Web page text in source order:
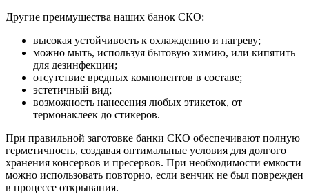
Другие преимущества наших банок СКО:
высокая устойчивость к охлаждению и нагреву;
можно мыть, используя бытовую химию, или кипятить
для дезинфекции;
отсутствие вредных компонентов в составе;
эстетичный вид;
возможность нанесения любых этикеток, от
термонаклеек до стикеров.
При правильной заготовке банки СКО обеспечивают полную
герметичность, создавая оптимальные условия для долгого
хранения консервов и пресервов. При необходимости емкости
можно использовать повторно, если венчик не был поврежден
в процессе открывания.